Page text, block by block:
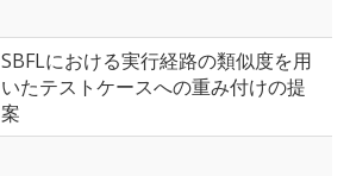
SBFLにおける実行経路の類似度を用
いたテストケースへの重み付けの提
案